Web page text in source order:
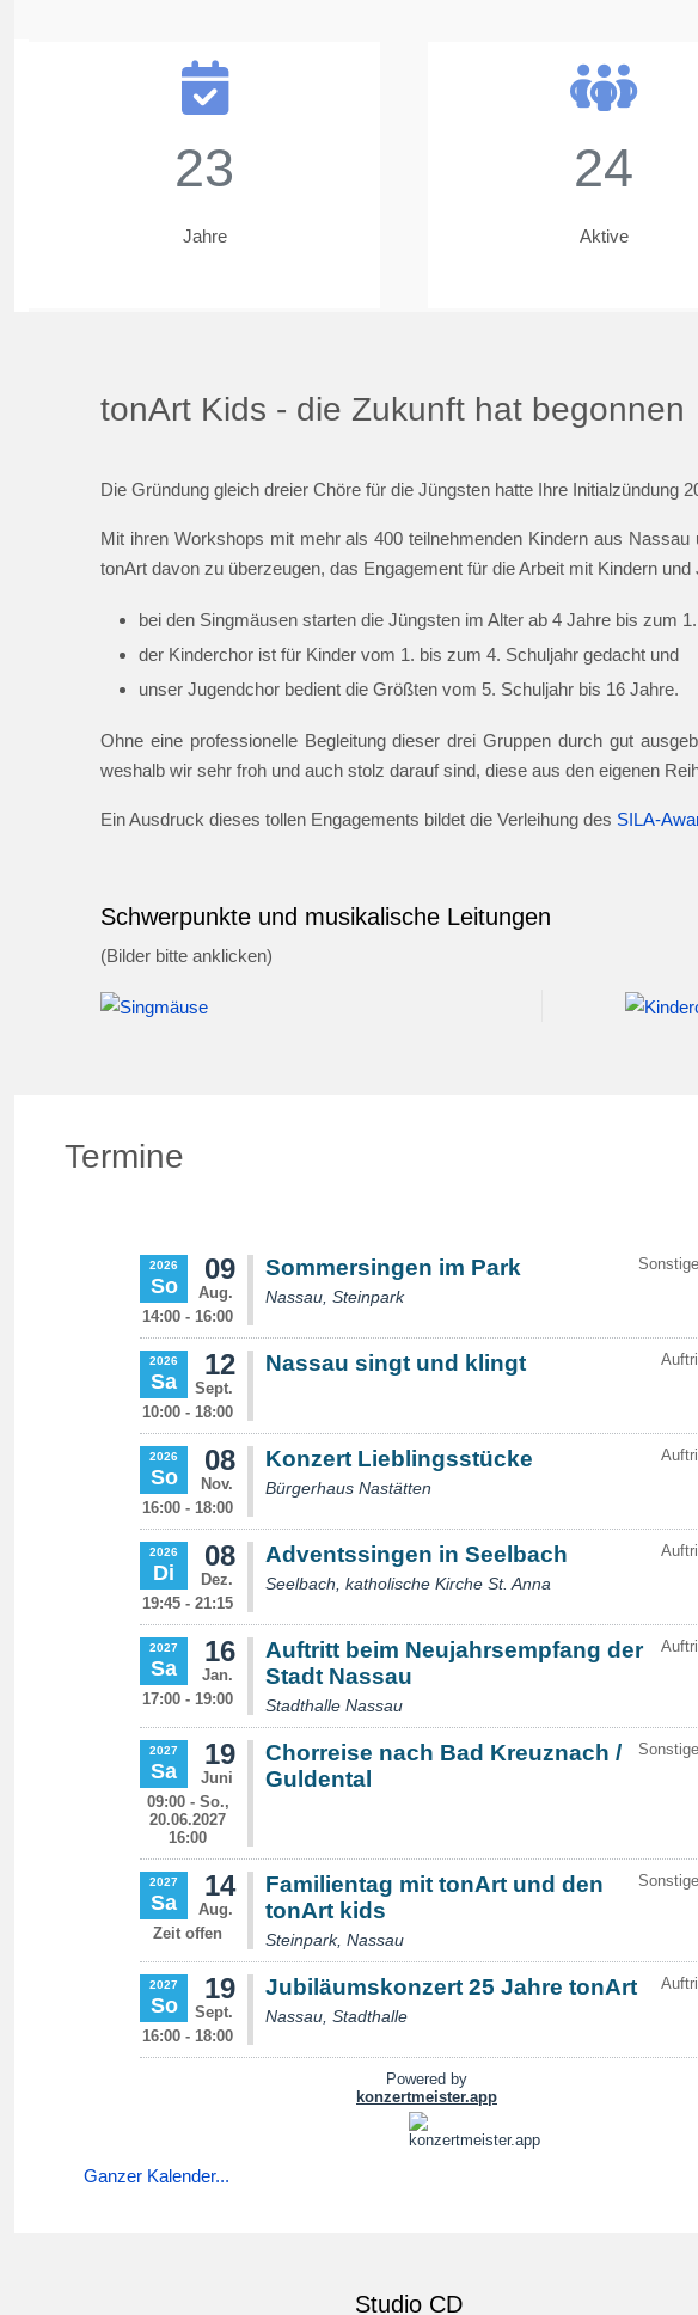
23
Jahre
24
Aktive
tonArt Kids - die Zukunft hat begonnen
Die Gründung gleich dreier Chöre für die Jüngsten hatte Ihre
Mit ihren Workshops mit mehr als 400 teilnehmenden Kindern aus
tonArt davon zu überzeugen, das Engagement für die Arbeit mit Kindern
bei den Singmäusen starten die Jüngsten im Alter ab 4 Jahre bis zum
der Kinderchor ist für Kinder vom 1. bis zum 4. Schuljahr gedacht und
unser Jugendchor bedient die Größten vom 5. Schuljahr bis 16 Jahre.
Ohne eine professionelle Begleitung dieser drei Gruppen durch gut
weshalb wir sehr froh und auch stolz darauf sind, diese aus den eigenen
Ein Ausdruck dieses tollen Engagements bildet die Verleihung des SILA-
Schwerpunkte und musikalische Leitungen
(Bilder bitte anklicken)
Termine
Ganzer Kalender...
Studio CD